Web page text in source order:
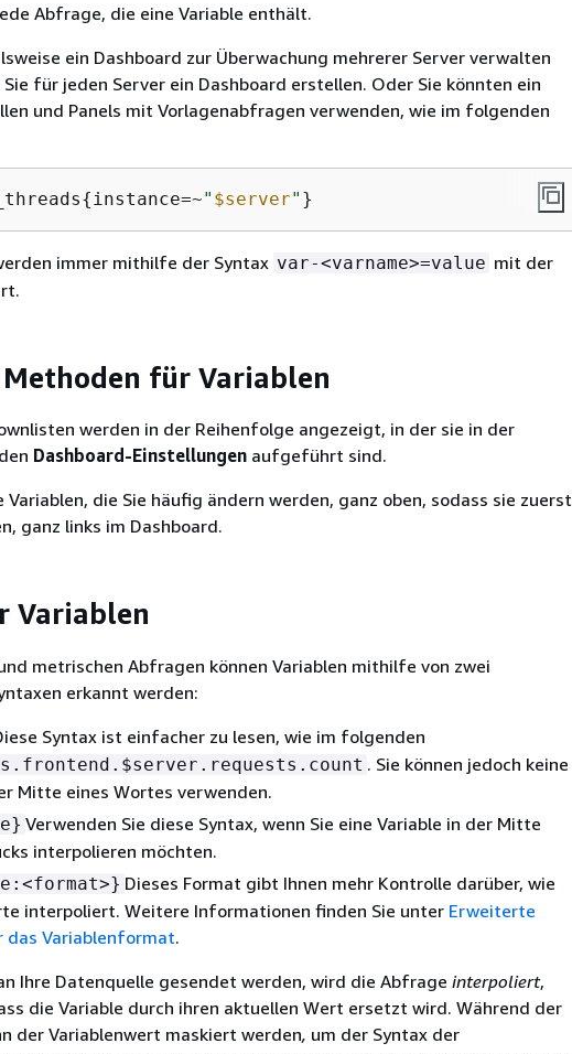
Abfrage, die eine Variable enthält.
ein Dashboard zur Überwachung mehrerer Server verwalten
für jeden Server ein Dashboard erstellen. Oder Sie könnten ein
und Panels mit Vorlagenabfragen verwenden, wie im folgenden
{ instance=~" $server" }
immer mithilfe der Syntax var-<varname>=value mit der
für Variablen
werden in der Reihenfolge angezeigt, in der sie in der
Dashboard-Einstellungen aufgeführt sind.
Variablen, die Sie häufig ändern werden, ganz oben, sodass sie zuerst
ganz links im Dashboard.
Variablen
metrischen Abfragen können Variablen mithilfe von zwei
erkannt werden:
Syntax ist einfacher zu lesen, wie im folgenden
. Sie können jedoch keine
Mitte eines Wortes verwenden.
Verwenden Sie diese Syntax, wenn Sie eine Variable in der Mitte
interpolieren möchten.
Dieses Format gibt Ihnen mehr Kontrolle darüber, wie
interpoliert. Weitere Informationen finden Sie unter Erweiterte
das Variablenformat.
Ihre Datenquelle gesendet werden, wird die Abfrage interpoliert,
die Variable durch ihren aktuellen Wert ersetzt wird. Während der
der Variablenwert maskiert werden, um der Syntax der